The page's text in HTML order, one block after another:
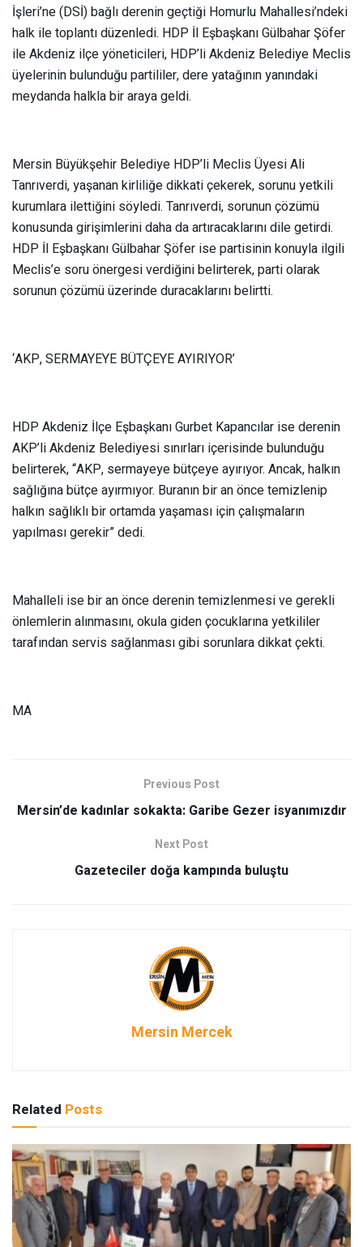
İşleri’ne (DSİ) bağlı derenin geçtiği Homurlu Mahallesi’ndeki
halk ile toplantı düzenledi. HDP İl Eşbaşkanı Gülbahar Şöfer
ile Akdeniz ilçe yöneticileri, HDP’li Akdeniz Belediye Meclis
üyelerinin bulunduğu partililer, dere yatağının yanındaki
meydanda halkla bir araya geldi.
Mersin Büyükşehir Belediye HDP’li Meclis Üyesi Ali
Tanrıverdi, yaşanan kirliliğe dikkati çekerek, sorunu yetkili
kurumlara ilettiğini söyledi. Tanrıverdi, sorunun çözümü
konusunda girişimlerini daha da artıracaklarını dile getirdi.
HDP İl Eşbaşkanı Gülbahar Şöfer ise partisinin konuyla ilgili
Meclis’e soru önergesi verdiğini belirterek, parti olarak
sorunun çözümü üzerinde duracaklarını belirtti.
‘AKP, SERMAYEYE BÜTÇEYE AYIRIYOR’
HDP Akdeniz İlçe Eşbaşkanı Gurbet Kapancılar ise derenin
AKP’li Akdeniz Belediyesi sınırları içerisinde bulunduğu
belirterek, “AKP, sermayeye bütçeye ayırıyor. Ancak, halkın
sağlığına bütçe ayırmıyor. Buranın bir an önce temizlenip
halkın sağlıklı bir ortamda yaşaması için çalışmaların
yapılması gerekir” dedi.
Mahalleli ise bir an önce derenin temizlenmesi ve gerekli
önlemlerin alınmasını, okula giden çocuklarına yetkililer
tarafından servis sağlanması gibi sorunlara dikkat çekti.
MA
Previous Post
Mersin’de kadınlar sokakta: Garibe Gezer isyanımızdır
Next Post
Gazeteciler doğa kampında buluştu
Mersin Mercek
Related Posts